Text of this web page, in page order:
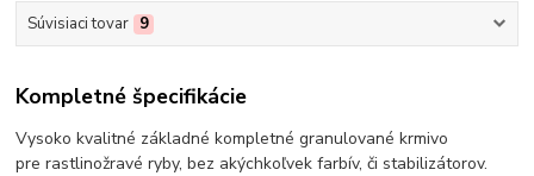
Súvisiaci tovar 9
Kompletné špecifikácie
Vysoko kvalitné základné kompletné granulované krmivo
pre rastlinožravé ryby, bez akýchkoľvek farbív, či stabilizátorov.